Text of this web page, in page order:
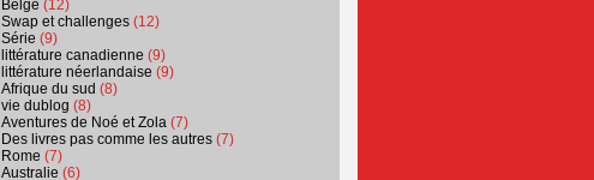
Belge (12)
Swap et challenges (12)
Série (9)
littérature canadienne (9)
littérature néerlandaise (9)
Afrique du sud (8)
vie dublog (8)
Aventures de Noé et Zola (7)
Des livres pas comme les autres (7)
Rome (7)
Australie (6)